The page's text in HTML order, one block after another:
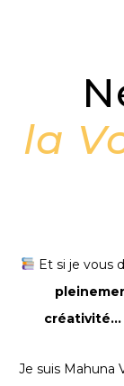
la
Et si je vous
créativité…
Je suis Mahuna